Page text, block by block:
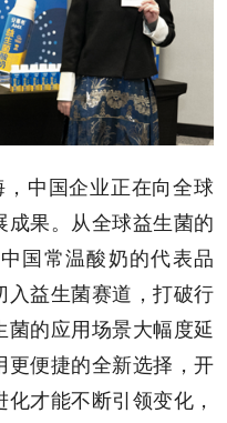
，中国企业正在向全球
果。从全球益生菌的
国常温酸奶的代表品
入益生菌赛道，打破行
的应用场景大幅度延
便捷的全新选择，开
才能不断引领变化，